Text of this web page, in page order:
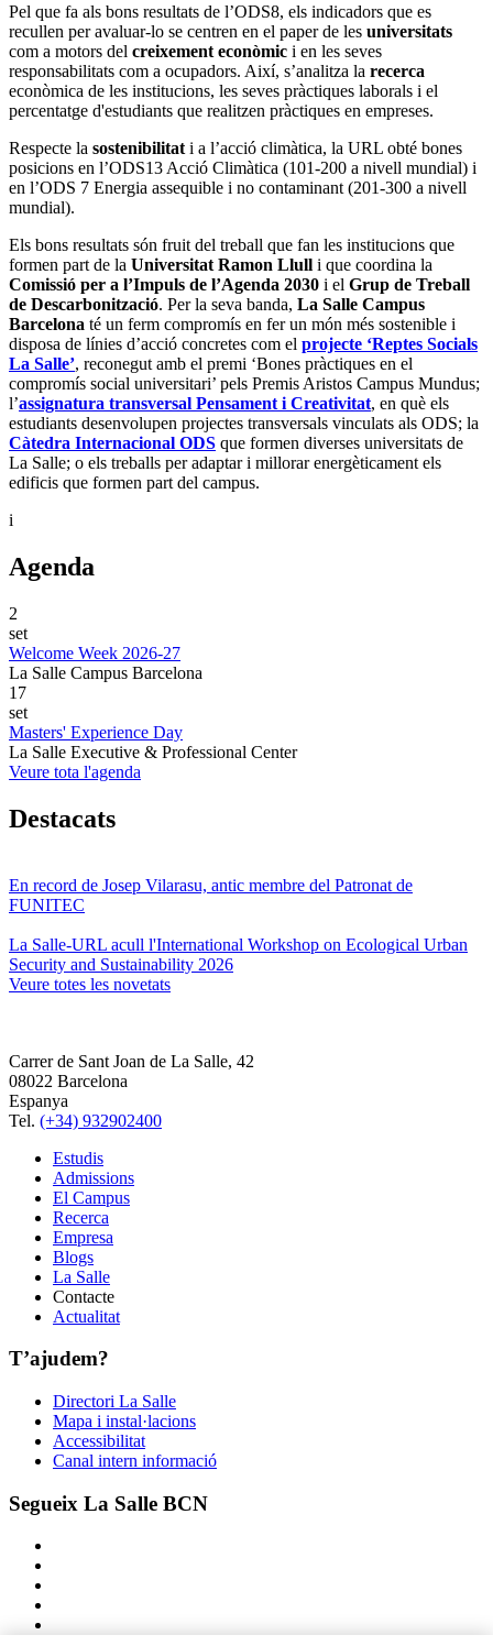
Pel que fa als bons resultats de l’ODS8, els indicadors que es
recullen per avaluar-lo se centren en el paper de les universitats
com a motors del creixement econòmic i en les seves
responsabilitats com a ocupadors. Així, s’analitza la recerca
econòmica de les institucions, les seves pràctiques laborals i el
percentatge d'estudiants que realitzen pràctiques en empreses.
Respecte la sostenibilitat i a l’acció climàtica, la URL obté bones
posicions en l’ODS13 Acció Climàtica (101-200 a nivell mundial) i
en l’ODS 7 Energia assequible i no contaminant (201-300 a nivell
mundial).
Els bons resultats són fruit del treball que fan les institucions que
formen part de la Universitat Ramon Llull i que coordina la
Comissió per a l’Impuls de l’Agenda 2030 i el Grup de Treball
de Descarbonització. Per la seva banda, La Salle Campus
Barcelona té un ferm compromís en fer un món més sostenible i
disposa de línies d’acció concretes com el projecte ‘Reptes Socials
La Salle’, reconegut amb el premi ‘Bones pràctiques en el
compromís social universitari’ pels Premis Aristos Campus Mundus;
l’assignatura transversal Pensament i Creativitat, en què els
estudiants desenvolupen projectes transversals vinculats als ODS; la
Càtedra Internacional ODS que formen diverses universitats de
La Salle; o els treballs per adaptar i millorar energèticament els
edificis que formen part del campus.
i
Agenda
2
set
Welcome Week 2026-27
La Salle Campus Barcelona
17
set
Masters' Experience Day
La Salle Executive & Professional Center
Veure tota l'agenda
Destacats
En record de Josep Vilarasu, antic membre del Patronat de
FUNITEC
La Salle-URL acull l'International Workshop on Ecological Urban
Security and Sustainability 2026
Veure totes les novetats
Carrer de Sant Joan de La Salle, 42
08022 Barcelona
Espanya
Tel. (+34) 932902400
Estudis
Admissions
El Campus
Recerca
Empresa
Blogs
La Salle
Contacte
Actualitat
T’ajudem?
Directori La Salle
Mapa i instal·lacions
Accessibilitat
Canal intern informació
Segueix La Salle BCN